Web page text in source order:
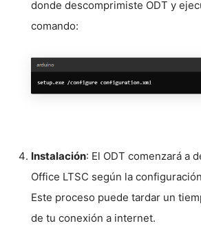
donde descomprimiste ODT y
comando:
Instalación: El ODT comenzará a
Office LTSC según la
Este proceso puede tardar un
de tu conexión a internet.